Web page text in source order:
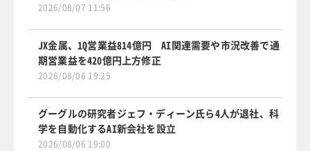
2026/08/07 11:56
JX金属、1Q営業益814億円 AI関連需要や市況改善で通
期営業益を420億円上方修正
2026/08/06 19:25
グーグルの研究者ジェフ・ディーン氏ら4人が退社、科
学を自動化するAI新会社を設立
2026/08/06 19:00